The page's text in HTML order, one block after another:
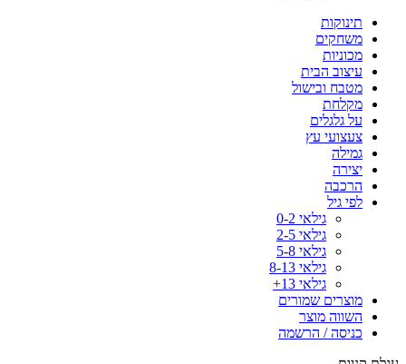
תינוקות
משחקים
מכוניות
עיצוב הבית
מטבח ובישול
מקלחת
על גלגלים
צעצועי עץ
גמילה
יצירה
הרכבה
לפי גיל
גילאי 0-2
גילאי 2-5
גילאי 5-8
גילאי 8-13
גילאי 13+
מוצרים שמורים
השווה מוצר
כניסה / הרשמה